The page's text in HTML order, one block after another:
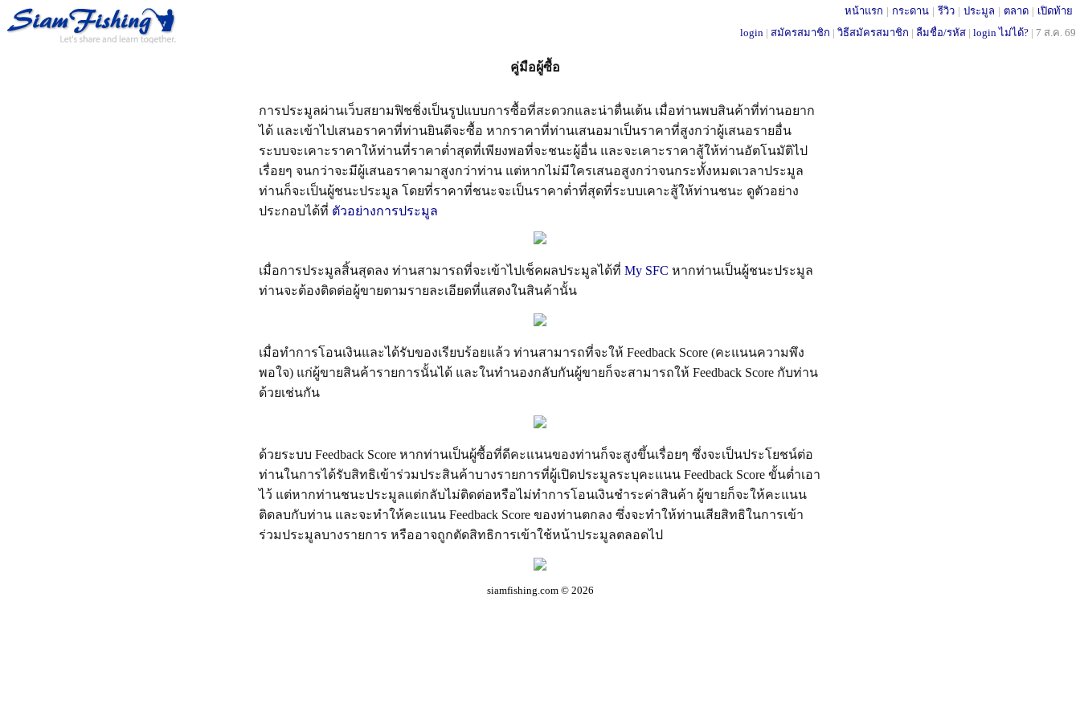
หน้าแรก | กระดาน | รีวิว | ประมูล | ตลาด | เปิดท้าย
login | สมัครสมาชิก | วิธีสมัครสมาชิก | ลืมชื่อ/รหัส | login ไม่ได้? | 7 ส.ค. 69
คู่มือผู้ซื้อ
การประมูลผ่านเว็บสยามฟิชชิ่งเป็นรูปแบบการซื้อที่สะดวกและน่าตื่นเต้น เมื่อท่านพบสินค้าที่ท่านอยาก
ได้ และเข้าไปเสนอราคาที่ท่านยินดีจะซื้อ หากราคาที่ท่านเสนอมาเป็นราคาที่สูงกว่าผู้เสนอรายอื่น
ระบบจะเคาะราคาให้ท่านที่ราคาต่ำสุดที่เพียงพอที่จะชนะผู้อื่น และจะเคาะราคาสู้ให้ท่านอัตโนมัติไป
เรื่อยๆ จนกว่าจะมีผู้เสนอราคามาสูงกว่าท่าน แต่หากไม่มีใครเสนอสูงกว่าจนกระทั้งหมดเวลาประมูล
ท่านก็จะเป็นผู้ชนะประมูล โดยที่ราคาที่ชนะจะเป็นราคาต่ำที่สุดที่ระบบเคาะสู้ให้ท่านชนะ ดูตัวอย่าง
ประกอบได้ที่ ตัวอย่างการประมูล
เมื่อการประมูลสิ้นสุดลง ท่านสามารถที่จะเข้าไปเช็คผลประมูลได้ที่ My SFC หากท่านเป็นผู้ชนะประมูล
ท่านจะต้องติดต่อผู้ขายตามรายละเอียดที่แสดงในสินค้านั้น
เมื่อทำการโอนเงินและได้รับของเรียบร้อยแล้ว ท่านสามารถที่จะให้ Feedback Score (คะแนนความพึง
พอใจ) แก่ผู้ขายสินค้ารายการนั้นได้ และในทำนองกลับกันผู้ขายก็จะสามารถให้ Feedback Score กับท่าน
ด้วยเช่นกัน
ด้วยระบบ Feedback Score หากท่านเป็นผู้ซื้อที่ดีคะแนนของท่านก็จะสูงขึ้นเรื่อยๆ ซึ่งจะเป็นประโยชน์ต่อ
ท่านในการได้รับสิทธิเข้าร่วมประสินค้าบางรายการที่ผู้เปิดประมูลระบุคะแนน Feedback Score ขั้นต่ำเอา
ไว้ แต่หากท่านชนะประมูลแต่กลับไม่ติดต่อหรือไม่ทำการโอนเงินชำระค่าสินค้า ผู้ขายก็จะให้คะแนน
ติดลบกับท่าน และจะทำให้คะแนน Feedback Score ของท่านตกลง ซึ่งจะทำให้ท่านเสียสิทธิในการเข้า
ร่วมประมูลบางรายการ หรืออาจถูกตัดสิทธิการเข้าใช้หน้าประมูลตลอดไป
siamfishing.com © 2026